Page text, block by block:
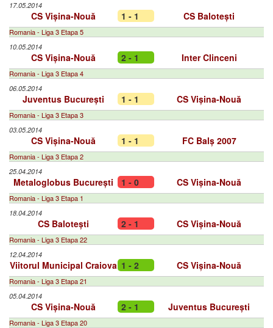
17.05.2014
CS Vișina-Nouă 1 - 1 CS Balotești
Romania - Liga 3 Etapa 5
10.05.2014
CS Vișina-Nouă 2 - 1 Inter Clinceni
Romania - Liga 3 Etapa 4
06.05.2014
Juventus București 1 - 1 CS Vișina-Nouă
Romania - Liga 3 Etapa 3
03.05.2014
CS Vișina-Nouă 1 - 1 FC Balș 2007
Romania - Liga 3 Etapa 2
25.04.2014
Metaloglobus București 1 - 0 CS Vișina-Nouă
Romania - Liga 3 Etapa 1
18.04.2014
CS Balotești 2 - 1 CS Vișina-Nouă
Romania - Liga 3 Etapa 22
12.04.2014
Viitorul Municipal Craiova 1 - 2 CS Vișina-Nouă
Romania - Liga 3 Etapa 21
05.04.2014
CS Vișina-Nouă 2 - 1 Juventus București
Romania - Liga 3 Etapa 20